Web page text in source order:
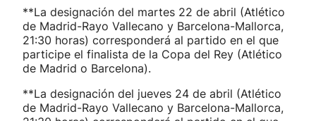
**La designación del martes 22 de abril (Atlético
de Madrid-Rayo Vallecano y Barcelona-Mallorca,
21:30 horas) corresponderá al partido en el que
participe el finalista de la Copa del Rey (Atlético
de Madrid o Barcelona).
**La designación del jueves 24 de abril (Atlético
de Madrid-Rayo Vallecano y Barcelona-Mallorca,